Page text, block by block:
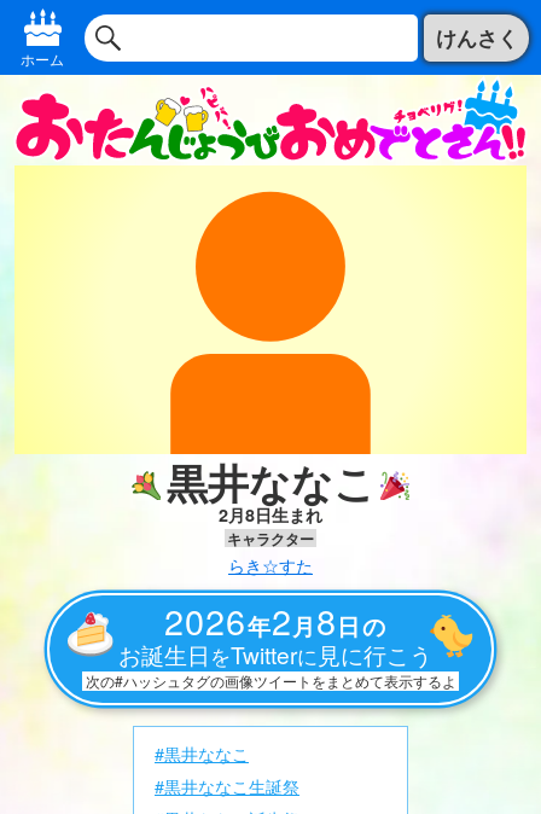
ホーム
けんさく
黒井ななこ
2月8日生まれ
キャラクター
らき☆すた
2026年2月8日の
お誕生日 をTwitterに 見に行こう
次の#ハッシュタグの画像ツイートをまとめて表示するよ
#黒井ななこ
#黒井ななこ生誕祭